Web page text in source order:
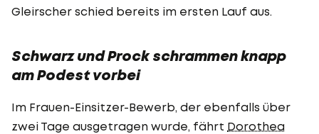
Gleirscher schied bereits im ersten Lauf aus.
Schwarz und Prock schrammen knapp
am Podest vorbei
Im Frauen-Einsitzer-Bewerb, der ebenfalls über
zwei Tage ausgetragen wurde, fährt Dorothea